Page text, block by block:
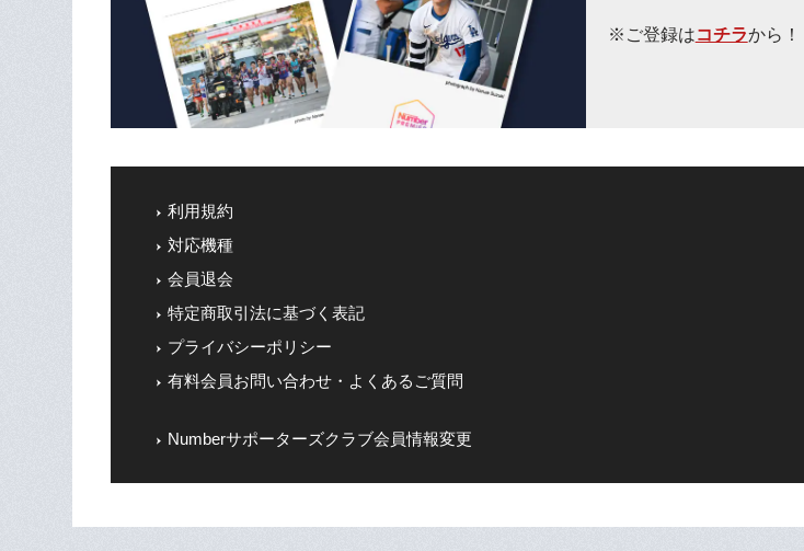
※ご登録はコチラから！
利用規約
対応機種
会員退会
特定商取引法に基づく表記
プライバシーポリシー
有料会員お問い合わせ・よくあるご質問
Numberサポーターズクラブ会員情報変更